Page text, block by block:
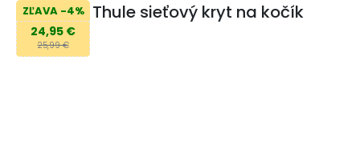
ZĽAVA -4%
24,95 €
25,99 €
Thule sieťový kryt na kočík